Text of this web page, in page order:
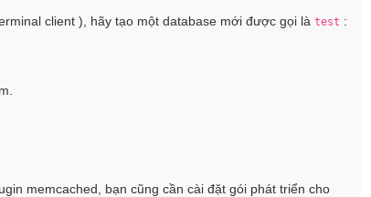
client ), hãy tạo một database mới được gọi làtest :
memcached, bạn cũng cần cài đặt gói phát triển cho